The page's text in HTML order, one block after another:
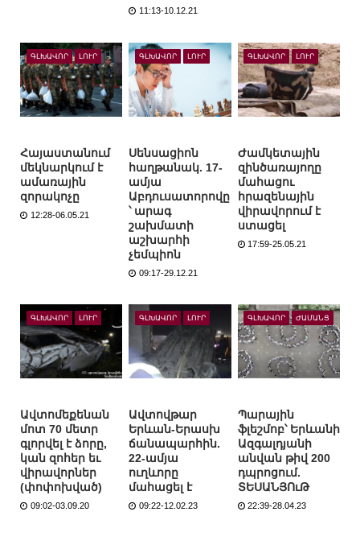
11:13-10.12.21
ԳԼԽԱՎՈՐ ԼՈՒՐ
Հայաստանում
մեկնարկում է
ամառային
զորակոչը
12:28-06.05.21
ԳԼԽԱՎՈՐ ԼՈՒՐ
Սենսացիոն
հաղթանակ. 17-
ամյա
Աբդուսատորովը
՝ արագ
շախմատի
աշխարհի
չեմպիոն
09:17-29.12.21
ԳԼԽԱՎՈՐ ԼՈՒՐ
Ժամկետային
զինծառայողը
մահացու
հրազենային
վիրավորում է
ստացել
17:59-25.05.21
ԳԼԽԱՎՈՐ ԼՈՒՐ
Ավտոմեքենան
մոտ 70 մետր
գլորվել է ձորը,
կան զոհեր եւ
վիրավորներ
(փոփոխված)
09:02-03.09.20
ԳԼԽԱՎՈՐ ԼՈՒՐ
Ավտովթար
Երևան-Երասխ
ճանապարհին.
22-ամյա
ուղևորը
մահացել է
09:22-12.02.23
ԳԼԽԱՎՈՐ ԺԱՄԱՆՑ
Պարային
ֆլեշմոբ՝ Երևանի
Ազգալդյանի
անվան թիվ 200
դպրոցում.
ՏԵՍԱՆՅՈւԹ
22:39-28.04.23